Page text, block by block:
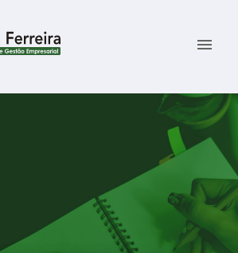
menu
Gestão Tributária e Fiscal
Informativos